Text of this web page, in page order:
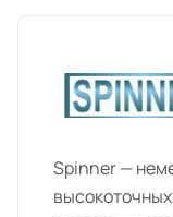
Spinner —